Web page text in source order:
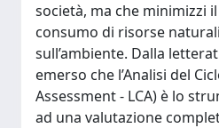
società, ma che minimizzi
consumo di risorse
sull’ambiente. Dalla
emerso che l’Analisi del
Assessment - LCA) è lo
ad una valutazione